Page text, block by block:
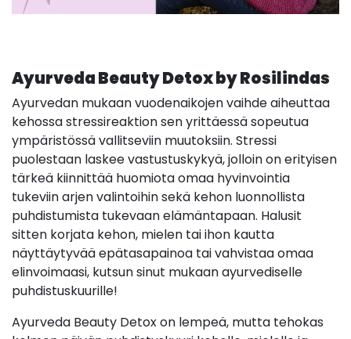
Ayurveda Beauty Detox by Rosilindas
Ayurvedan mukaan vuodenaikojen vaihde aiheuttaa
kehossa stressireaktion sen yrittäessä sopeutua
ympäristössä vallitseviin muutoksiin. Stressi
puolestaan laskee vastustuskykyä, jolloin on erityisen
tärkeä kiinnittää huomiota omaa hyvinvointia
tukeviin arjen valintoihin sekä kehon luonnollista
puhdistumista tukevaan elämäntapaan. Halusit
sitten korjata kehon, mielen tai ihon kautta
näyttäytyvää epätasapainoa tai vahvistaa omaa
elinvoimaasi, kutsun sinut mukaan ayurvediselle
puhdistuskuurille!
Ayurveda Beauty Detox on lempeä, mutta tehokas